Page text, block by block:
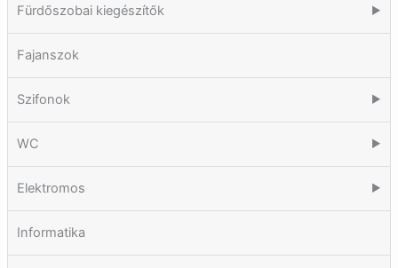
Fürdőszobai kiegészítők ▶
Fajanszok
Szifonok ▶
WC ▶
Elektromos ▶
Informatika